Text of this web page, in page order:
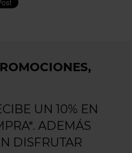
UN 10% EN
ADEMÁS
DISFRUTAR